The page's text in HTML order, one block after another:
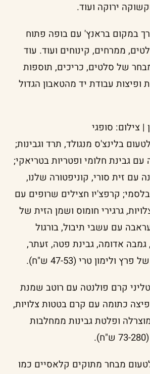
ירוקה ועוד.
במקום בראנץ' עם בופה פתוח
ממרחים, קינוחים ועוד. עוד
של סלטים, כריכים, תוספות
ופיצות עבודת יד מהטאבון הגדול
צילום: סופגי
בלינצ'ס מנגולד, תרד וגבינות;
עם גבינת חלומי ופטריות בטריאקי;
עם זית סורי, קוניפטורה שלנו,
קרפצ'יו חצילים שרופים עם
גרגירי חומוס ושמן הזית של
עם עשבי תיבול, בורגול
גמבה אדומה, גבינת פטה, זעתר,
ולימון טרי (47-53 ש"ח).
קרם פולנטה עם רוטב שמנת
כתומה עם קרם בטטות צלויות,
ופלטת גבינות ממחלבות
מבחר מתוקים קלאסיים כמו